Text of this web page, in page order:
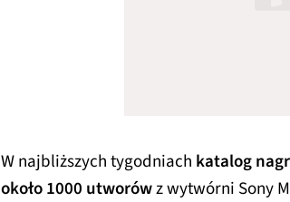
W najbliższych tygodniach katalog
około 1000 utworówz wytwórni Sony